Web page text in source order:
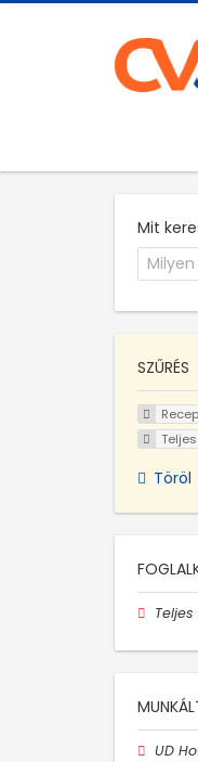
Mit
SZŰRÉS
Töröl
UD